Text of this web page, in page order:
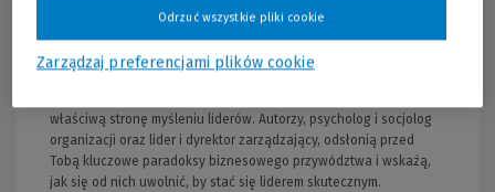
gotowych do tego, by od razu wdrożyć je we własnej firmie.W
organizacji, które zostały zmuszone do działania w sytuacji
właściwą stronę myśleniu liderów. Autorzy, psycholog i socjolog
organizacji oraz lider i dyrektor zarządzający, odsłonią przed
Tobą kluczowe paradoksy biznesowego przywództwa i wskażą,
jak się od nich uwolnić, by stać się liderem skutecznym.
Zarządzaj preferencjami plików cookie
Odrzuć wszystkie pliki cookie